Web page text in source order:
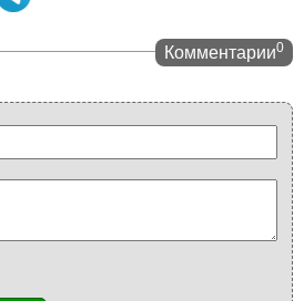
Комментарии0